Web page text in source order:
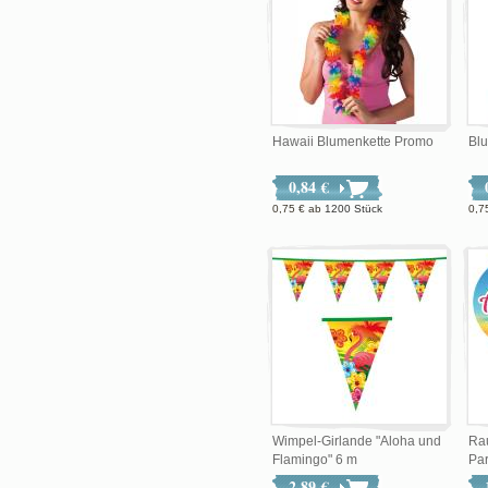
Hawaii Blumenkette Promo
0,84 €
0,75 € ab 1200 Stück
Wimpel-Girlande "Aloha und
Flamingo" 6 m